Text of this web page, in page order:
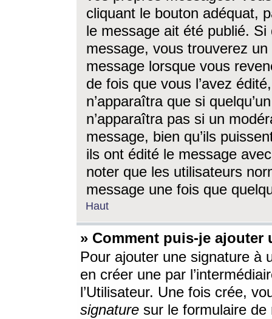
cliquant le bouton adéquat,
le message ait été publié. Si
message, vous trouverez
message lorsque vous
de fois que vous l’avez
n’apparaîtra que si
n’apparaîtra pas si un
message, bien qu’ils
ils ont édité le message
noter que les utilisateurs
message une fois que
Haut
» Comment puis-je ajouter
Pour ajouter une signature à
en créer une par
l’Utilisateur. Une fois crée,
signature sur le formulaire de